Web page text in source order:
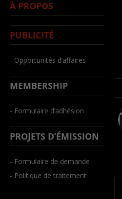
À PROPOS
PUBLICITÉ
- Opportunités d’affaires
MEMBERSHIP
- Formulaire d’adhésion
PROJETS D’ÉMISSION
- Formulaire de demande
- Politique de traitement